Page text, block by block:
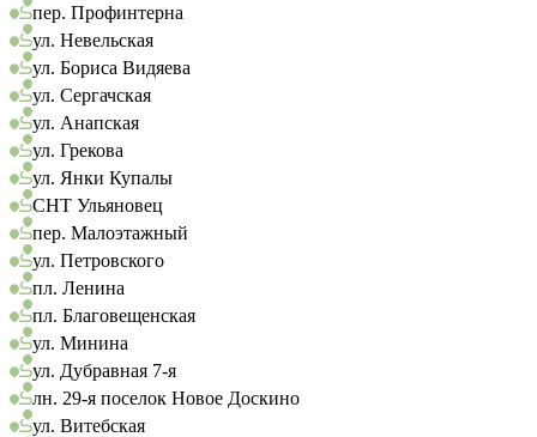
пер. Профинтерна
ул. Невельская
ул. Бориса Видяева
ул. Сергачская
ул. Анапская
ул. Грекова
ул. Янки Купалы
СНТ Ульяновец
пер. Малоэтажный
ул. Петровского
пл. Ленина
пл. Благовещенская
ул. Минина
ул. Дубравная 7-я
лн. 29-я поселок Новое Доскино
ул. Витебская